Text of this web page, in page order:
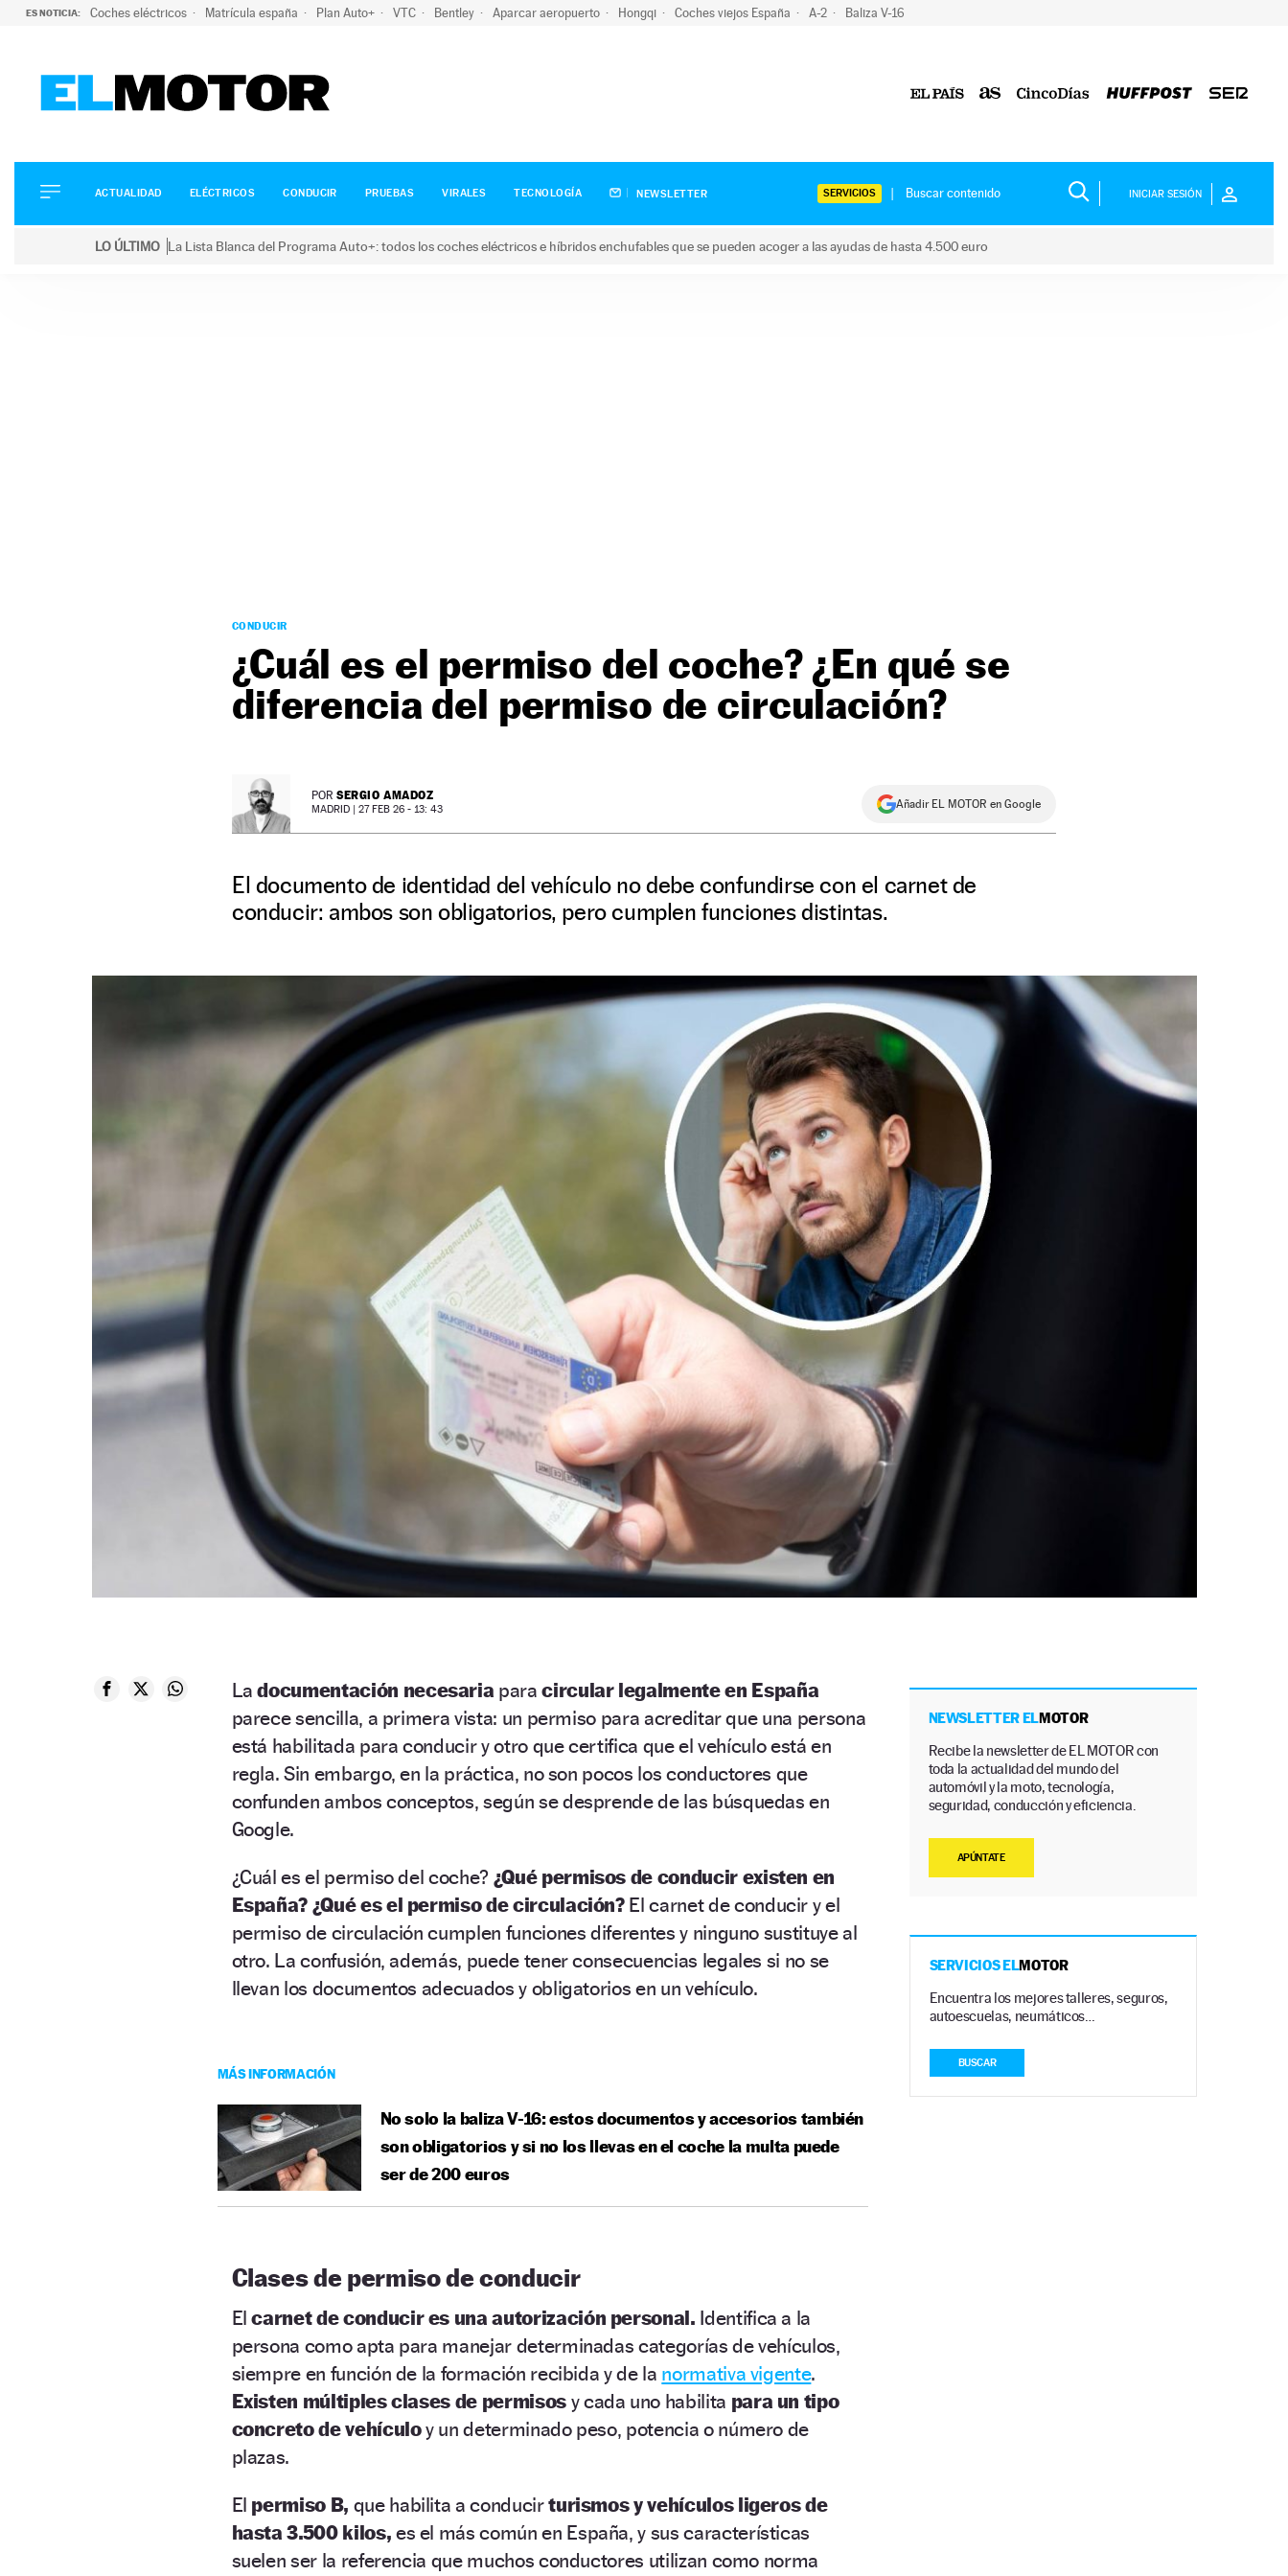
ES NOTICIA: Coches eléctricos Matrícula españa Plan Auto+ VTC Bentley Aparcar aeropuerto Hongqi Coches viejos España A-2 Baliza V-16
ELÉCTRICOS
CONDUCIR
ACTUALIDAD ELÉCTRICOS CONDUCIR PRUEBAS VIRALES TECNOLOGÍA NEWSLETTER SERVICIOS INICIAR SESIÓN
LO ÚLTIMO La Lista Blanca del Programa Auto+: todos los coches eléctricos e híbridos enchufables que se pueden acoger a las ayudas de hasta 4.500 euro
CONDUCIR
¿Cuál es el permiso del coche? ¿En qué se
diferencia del permiso de circulación?
POR SERGIO AMADOZ
MADRID | 27 FEB 26 - 13: 43 Añadir EL MOTOR en Google
El documento de identidad del vehículo no debe confundirse con el carnet de
conducir: ambos son obligatorios, pero cumplen funciones distintas.
Ladocumentación necesaria para circular legalmente en España
parece sencilla, a primera vista: un permiso para acreditar que una persona
está habilitada para conducir y otro que certifica que el vehículo está en
regla. Sin embargo, en la práctica, no son pocos los conductores que
confunden ambos conceptos, según se desprende de las búsquedas en
Google.
¿Cuál es el permiso del coche? ¿Qué permisos de conducir existen en
España? ¿Qué es el permiso de circulación?El carnet de conducir y el
permiso de circulación cumplen funciones diferentes y ninguno sustituye al
otro. La confusión, además, puede tener consecuencias legales si no se
llevan los documentos adecuados y obligatorios en un vehículo.
MÁS INFORMACIÓN
No solo la baliza V-16: estos documentos y accesorios también
son obligatorios y si no los llevas en el coche la multa puede
ser de 200 euros
Clases de permiso de conducir
Elcarnet de conducir es una autorización personal. Identifica a la
persona como apta para manejar determinadas categorías de vehículos,
siempre en función de la formación recibida y de la normativa vigente.
Existen múltiples clases de permisosy cada uno habilita para un tipo
concreto de vehículoy un determinado peso, potencia o número de
plazas.
El permiso B, que habilita a conducirturismos y vehículos ligeros de
hasta 3.500 kilos, es el más común en España, y sus características
suelen ser la referencia que muchos conductores utilizan como norma
NEWSLETTER ELMOTOR
Recibe la newsletter de EL MOTOR con
toda la actualidad del mundo del
automóvil y la moto, tecnología,
seguridad, conducción y eficiencia.
APÚNTATE
SERVICIOS ELMOTOR
Encuentra los mejores talleres, seguros,
autoescuelas, neumáticos…
BUSCAR